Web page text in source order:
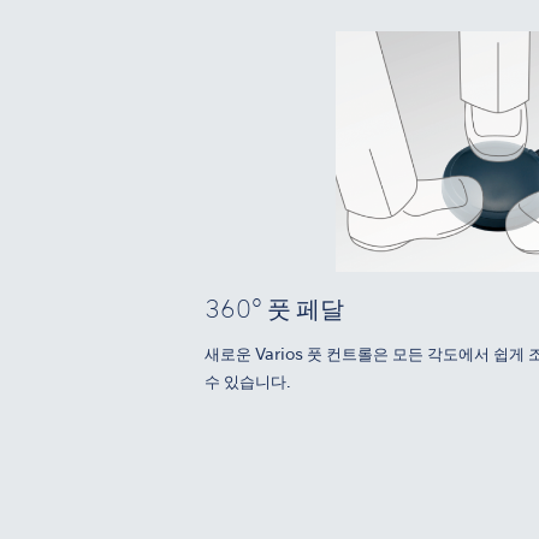
360° 풋 페달
새로운 Varios 풋 컨트롤은 모든 각도에서 쉽게
수 있습니다.